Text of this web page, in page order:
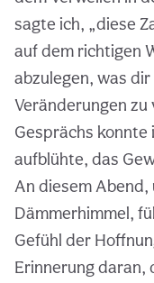
sagte ich, „diese
auf dem richtigen
abzulegen, was
Veränderungen zu
Gesprächs konnte
aufblühte, das
An diesem
Dämmerhimmel,
Gefühl der
Erinnerung daran,